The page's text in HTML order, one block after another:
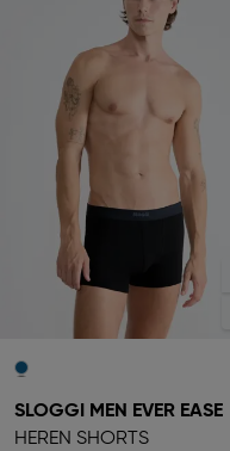
SLOGGI MEN EVER EASE
HEREN SHORTS